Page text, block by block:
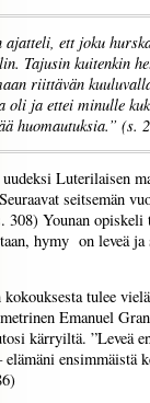
ajatteli, ett joku
Tajusin kuitenkin
riittävän
oli ja ettei minulle
huomautuksia.” (s.
Luterilaisen
seitsemän
308) Younan
hymy on leveä
tulee
Emanuel
kärryiltä. ”Leveä
ensimmäistä